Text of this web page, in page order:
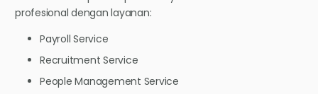
profesional dengan layanan:
Payroll Service
Recruitment Service
People Management Service